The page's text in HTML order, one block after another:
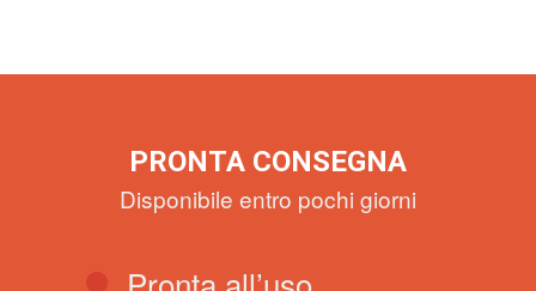
PRONTA CONSEGNA
Disponibile entro pochi giorni